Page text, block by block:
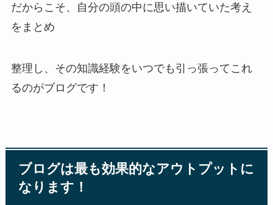
だからこそ、自分の頭の中に思い描いていた考え
をまとめ
整理し、その知識経験をいつでも引っ張ってこれ
るのがブログです！
ブログは最も効果的なアウトプットに
なります！